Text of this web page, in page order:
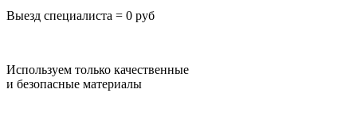
Выезд специалиста = 0 руб
Используем только качественные
и безопасные материалы